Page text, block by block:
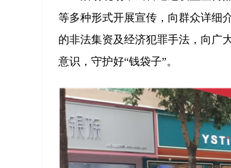
等多种形式开展宣传，向群众详细
的非法集资及经济犯罪手法，向广
意识，守护好“钱袋子”。